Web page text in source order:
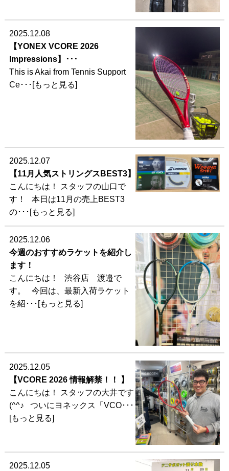
2025.12.08
【YONEX VCORE 2026
Impressions】･･･
This is Akai from Tennis Support
Ce･･･[もっと見る]
2025.12.07
【11月人気ストリングスBEST3】
こんにちは！ スタッフの山口で
す！ 本日は11月の売上BEST3
の･･･[もっと見る]
2025.12.06
今週のおすすめラケットを紹介し
ます！
こんにちは！ 渋谷店 渡邉で
す。 今回は、最新入荷ラケット
を紹･･･[もっと見る]
2025.12.05
【VCORE 2026 情報解禁！！ 】
こんにちは！ スタッフの大井です
(^^♪ ついにヨネックス「VCO･･･
[もっと見る]
2025.12.05